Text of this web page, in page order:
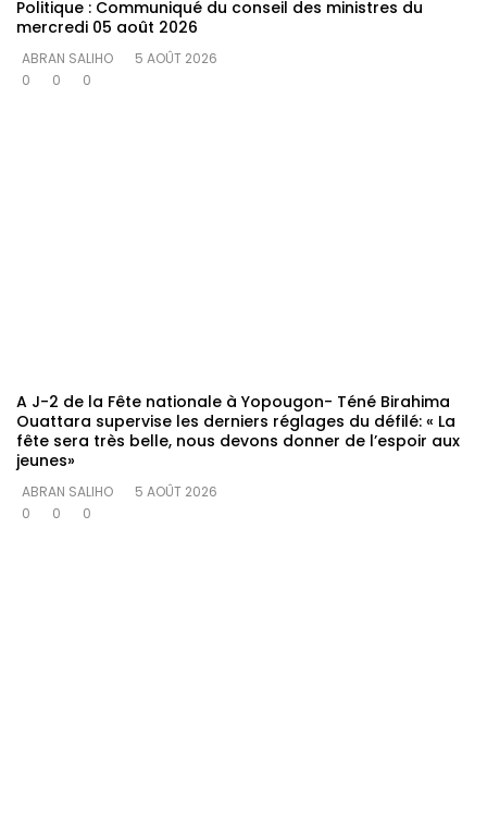
Politique : Communiqué du conseil des ministres du
mercredi 05 août 2026
ABRAN SALIHO
5 AOÛT 2026
0
0 0
A J-2 de la Fête nationale à Yopougon- Téné Birahima
Ouattara supervise les derniers réglages du défilé: « La
fête sera très belle, nous devons donner de l’espoir aux
jeunes»
ABRAN SALIHO
5 AOÛT 2026
0
0 0